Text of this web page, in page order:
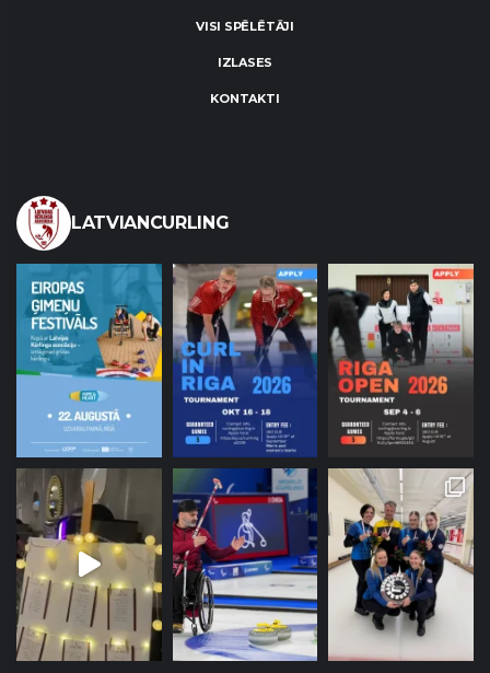
VISI SPĒLĒTĀJI
IZLASES
KONTAKTI
LATVIANCURLING